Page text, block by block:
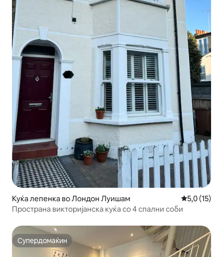
Куќа лепенка во Лондон Луишам Просечна
5,0 (15)
Пространа викторијанска куќа со 4 спални соби
Супердомаќин
Супердомаќин